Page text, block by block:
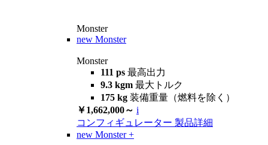
Monster
new Monster
Monster
111 ps 最高出力
9.3 kgm 最大トルク
175 kg 装備重量（燃料を除く）
￥1,662,000～ i
コンフィギュレーター 製品詳細
new Monster +